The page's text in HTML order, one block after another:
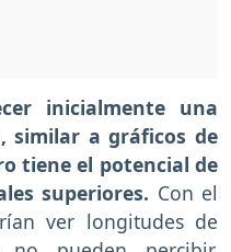
inicialmente una
similar a gráficos de
tiene el potencial de
superiores. Con el
ver longitudes de